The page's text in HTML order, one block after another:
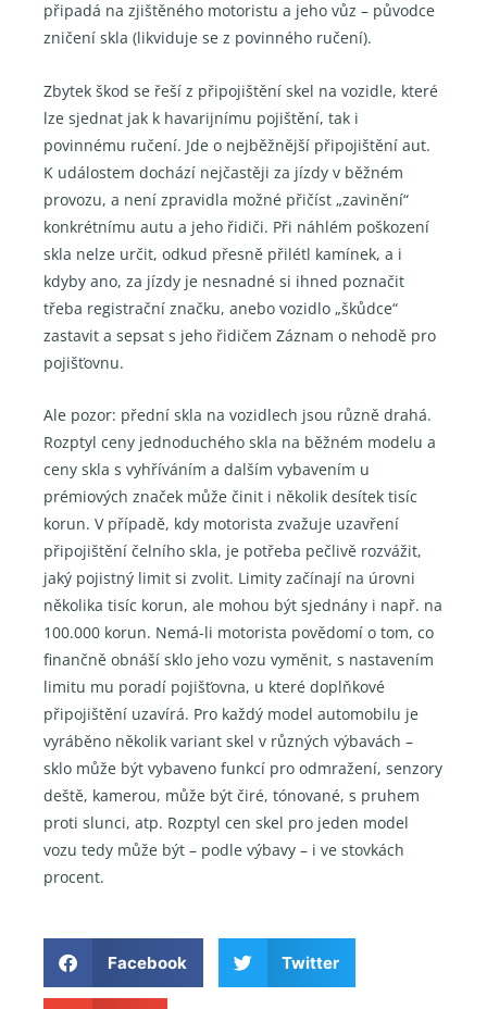
připadá na zjištěného motoristu a jeho vůz – původce
zničení skla (likviduje se z povinného ručení).
Zbytek škod se řeší z připojištění skel na vozidle, které
lze sjednat jak k havarijnímu pojištění, tak i
povinnému ručení. Jde o nejběžnější připojištění aut.
K událostem dochází nejčastěji za jízdy v běžném
provozu, a není zpravidla možné přičíst „zavinění“
konkrétnímu autu a jeho řidiči. Při náhlém poškození
skla nelze určit, odkud přesně přilétl kamínek, a i
kdyby ano, za jízdy je nesnadné si ihned poznačit
třeba registrační značku, anebo vozidlo „škůdce“
zastavit a sepsat s jeho řidičem Záznam o nehodě pro
pojišťovnu.
Ale pozor: přední skla na vozidlech jsou různě drahá.
Rozptyl ceny jednoduchého skla na běžném modelu a
ceny skla s vyhříváním a dalším vybavením u
prémiových značek může činit i několik desítek tisíc
korun. V případě, kdy motorista zvažuje uzavření
připojištění čelního skla, je potřeba pečlivě rozvážit,
jaký pojistný limit si zvolit. Limity začínají na úrovni
několika tisíc korun, ale mohou být sjednány i např. na
100.000 korun. Nemá-li motorista povědomí o tom, co
finančně obnáší sklo jeho vozu vyměnit, s nastavením
limitu mu poradí pojišťovna, u které doplňkové
připojištění uzavírá. Pro každý model automobilu je
vyráběno několik variant skel v různých výbavách –
sklo může být vybaveno funkcí pro odmražení, senzory
deště, kamerou, může být čiré, tónované, s pruhem
proti slunci, atp. Rozptyl cen skel pro jeden model
vozu tedy může být – podle výbavy – i ve stovkách
procent.
Facebook Twitter